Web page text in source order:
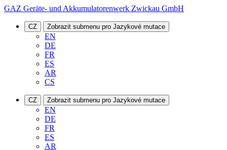
GAZ Geräte- und Akkumulatorenwerk Zwickau GmbH
CZ Zobrazit submenu pro Jazykové mutace
EN
DE
FR
ES
AR
CS
CZ Zobrazit submenu pro Jazykové mutace
EN
DE
FR
ES
AR